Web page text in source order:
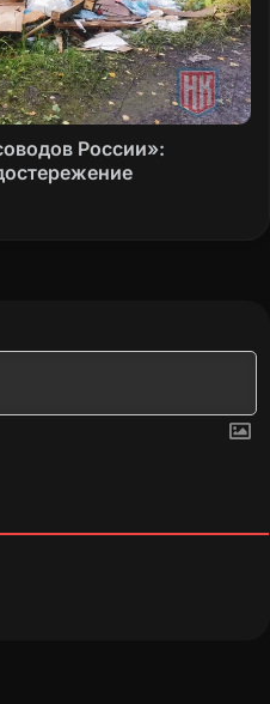
России»: